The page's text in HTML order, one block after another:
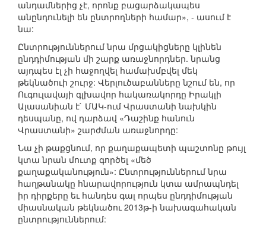
անդամներից չէ, որոնք բացարձակապես
անընդունելի են ընտրողների համար», - ասում է
նա:
Ընտրություններում նրա մրցակիցները կլինեն
ընդդիմության մի շարք առաջնորդներ. նրանց
այդպես էլ չի հաջողվել համախմբվել մեկ
թեկնածուի շուրջ: Վերլուծաբանները նշում են, որ
Ուգուլավայի գլխավոր հակառակորդը Իրակլի
Ալասանիան է` ՄԱԿ-ում Վրաստանի նախկին
դեսպանը, ով դարձավ «Դաշինք հանուն
Վրաստանի» շարժման առաջնորդը:
Նա չի թաքցնում, որ քաղաքապետի պաշտոնը թույլ
կտա նրան մուտք գործել «մեծ
քաղաքականություն»: Ընտրություններում նրա
հաղթանակը հնարավորություն կտա ամրապնդել
իր դիրքերը եւ հանդես գալ որպես ընդդիմության
միասնական թեկնածու 2013թ-ի նախագահական
ընտրություններում: